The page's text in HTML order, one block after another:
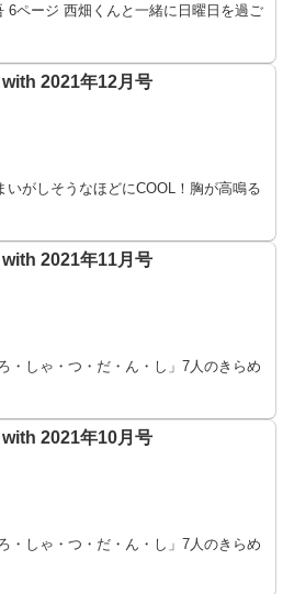
6ページ 西畑くんと一緒に日曜日を過ご
with 2021年12月号
がしそうなほどにCOOL！胸が高鳴る
with 2021年11月号
・しゃ・つ・だ・ん・し」7人のきらめ
with 2021年10月号
・しゃ・つ・だ・ん・し」7人のきらめ